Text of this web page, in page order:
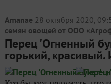
Amanae 28 октября 2020,
семян овощей от ООО
Перец 'Огненный
горький, красивый.